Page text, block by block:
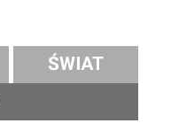
ŚWIAT